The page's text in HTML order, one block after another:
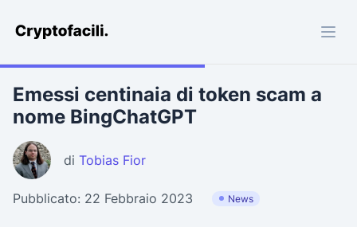
Cryptofacili.com
Emessi centinaia di token scam a
nome BingChatGPT
di Tobias Fior
Pubblicato: 22 Febbraio 2023 News